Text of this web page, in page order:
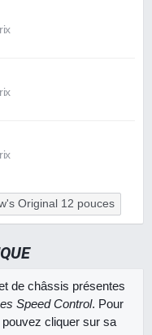
Original 12 pouces
de châssis présentes
Speed Control. Pour
cliquer sur sa